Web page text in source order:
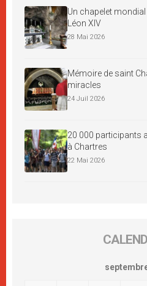
Un chapelet
Léon XIV
28 Mai 2026
Mémoire de saint
miracles
24 Juil 2026
20 000 participants
à Chartres
22 Mai 2026